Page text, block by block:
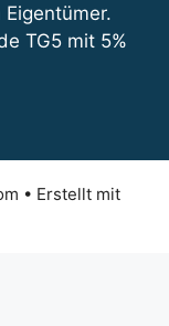
TG5 mit 5%
• Erstellt mit